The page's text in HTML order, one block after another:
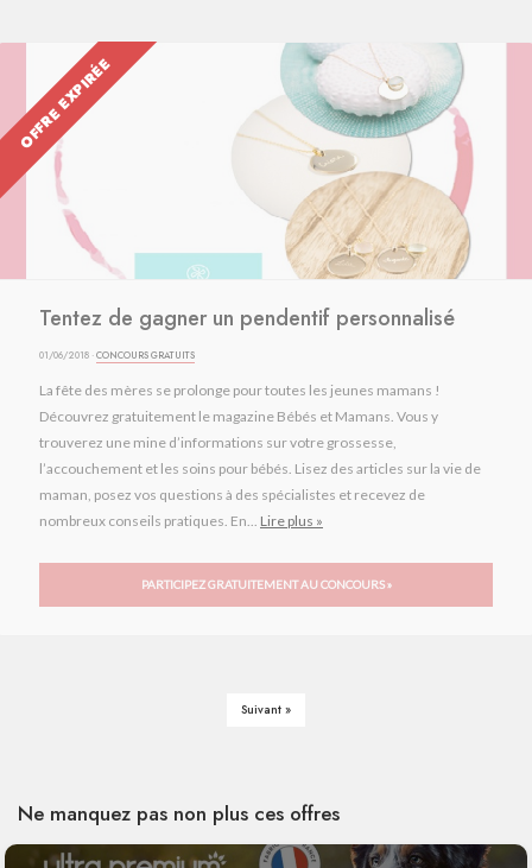
OFFRE EXPIRÉE
Tentez de gagner un pendentif personnalisé
01/06/2018 ·CONCOURS GRATUITS
La fête des mères se prolonge pour toutes les jeunes mamans !
Découvrez gratuitement le magazine Bébés et Mamans. Vous y
trouverez une mine d’informations sur votre grossesse,
l’accouchement et les soins pour bébés. Lisez des articles sur la vie de
maman, posez vos questions à des spécialistes et recevez de
nombreux conseils pratiques. En... Lire plus »
PARTICIPEZ GRATUITEMENT AU CONCOURS »
Suivant »
Ne manquez pas non plus ces offres